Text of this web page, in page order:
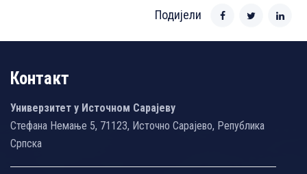
Подијели
Контакт
Универзитет у Источном Сарајеву
Стефана Немање 5, 71123, Источно Сарајево, Република
Српска